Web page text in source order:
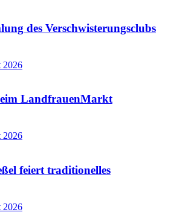
des Verschwisterungsclubs
2026
LandfrauenMarkt
2026
feiert traditionelles
2026